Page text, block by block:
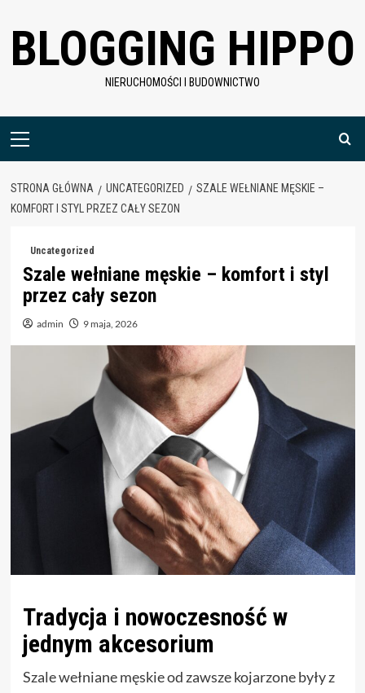
content
BLOGGING HIPPO
NIERUCHOMOŚCI I BUDOWNICTWO
Menu
STRONA GŁÓWNA UNCATEGORIZED
SZALE WEŁNIANE MĘSKIE –
KOMFORT I STYL PRZEZ CAŁY SEZON
Uncategorized
Szale wełniane męskie – komfort i styl
przez cały sezon
admin 9 maja, 2026
Tradycja i nowoczesność w
jednym akcesorium
Szale wełniane męskie od zawsze kojarzone były z